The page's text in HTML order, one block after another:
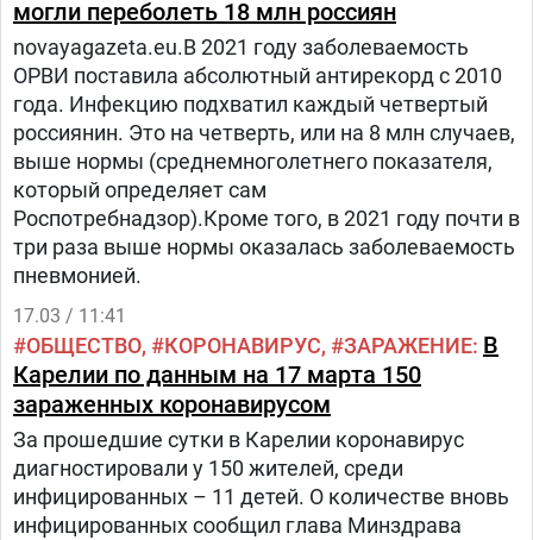
могли переболеть 18 млн россиян
novayagazeta.eu.В 2021 году заболеваемость
ОРВИ поставила абсолютный антирекорд с 2010
года. Инфекцию подхватил каждый четвертый
россиянин. Это на четверть, или на 8 млн случаев,
выше нормы (среднемноголетнего показателя,
который определяет сам
Роспотребнадзор).Кроме того, в 2021 году почти в
три раза выше нормы оказалась заболеваемость
пневмонией.
17.03 / 11:41
ОБЩЕСТВО КОРОНАВИРУС ЗАРАЖЕНИЕ В
Карелии по данным на 17 марта 150
зараженных коронавирусом
За прошедшие сутки в Карелии коронавирус
диагностировали у 150 жителей, среди
инфицированных – 11 детей. О количестве вновь
инфицированных сообщил глава Минздрава